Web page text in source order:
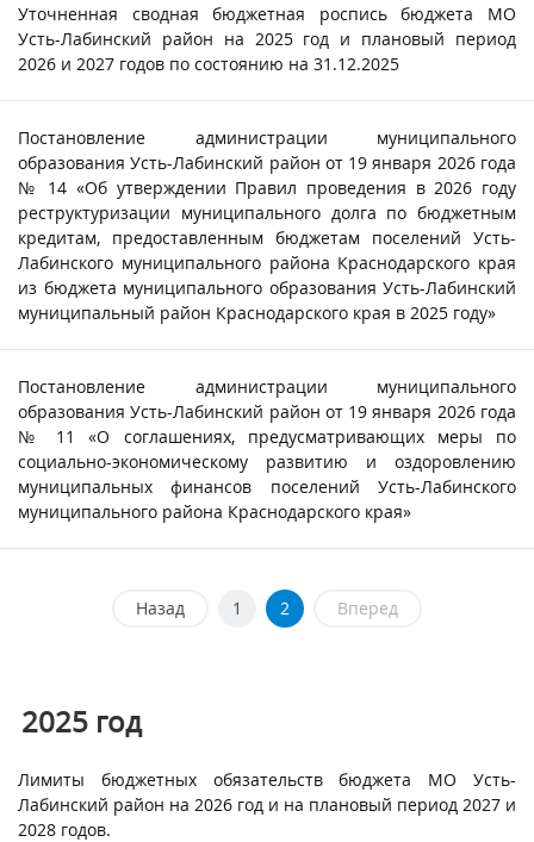
Уточненная сводная бюджетная роспись бюджета МО
Усть-Лабинский район на 2025 год и плановый период
2026 и 2027 годов по состоянию на 31.12.2025
Постановление администрации муниципального
образования Усть-Лабинский район от 19 января 2026 года
№ 14 «Об утверждении Правил проведения в 2026 году
реструктуризации муниципального долга по бюджетным
кредитам, предоставленным бюджетам поселений Усть-
Лабинского муниципального района Краснодарского края
из бюджета муниципального образования Усть-Лабинский
муниципальный район Краснодарского края в 2025 году»
Постановление администрации муниципального
образования Усть-Лабинский район от 19 января 2026 года
№ 11 «О соглашениях, предусматривающих меры по
социально-экономическому развитию и оздоровлению
муниципальных финансов поселений Усть-Лабинского
муниципального района Краснодарского края»
Назад 1 2 Вперед
2025 год
Лимиты бюджетных обязательств бюджета МО Усть-
Лабинский район на 2026 год и на плановый период 2027 и
2028 годов.